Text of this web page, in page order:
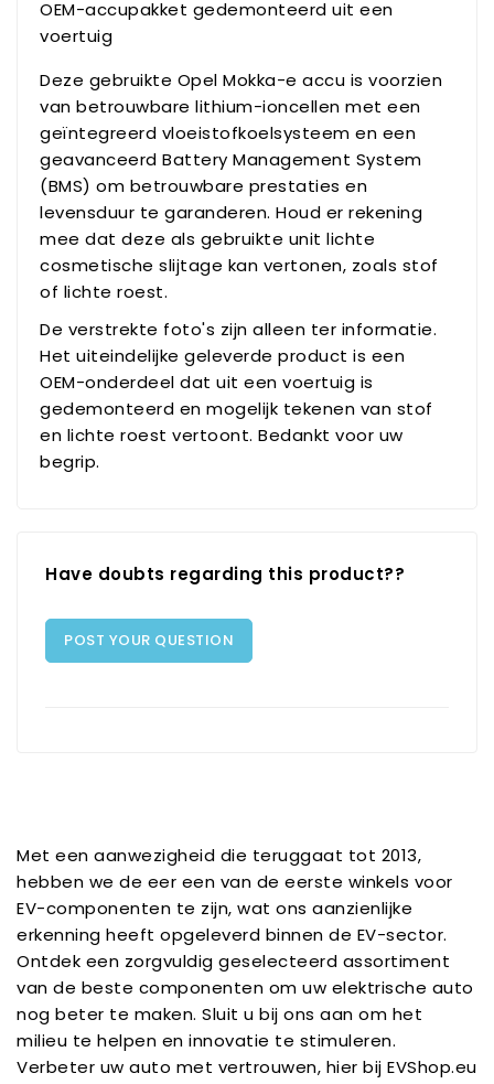
OEM-accupakket gedemonteerd uit een
voertuig
Deze gebruikte Opel Mokka-e accu is voorzien
van betrouwbare lithium-ioncellen met een
geïntegreerd vloeistofkoelsysteem en een
geavanceerd Battery Management System
(BMS) om betrouwbare prestaties en
levensduur te garanderen. Houd er rekening
mee dat deze als gebruikte unit lichte
cosmetische slijtage kan vertonen, zoals stof
of lichte roest.
De verstrekte foto's zijn alleen ter informatie.
Het uiteindelijke geleverde product is een
OEM-onderdeel dat uit een voertuig is
gedemonteerd en mogelijk tekenen van stof
en lichte roest vertoont. Bedankt voor uw
begrip.
Have doubts regarding this product??
POST YOUR QUESTION
Met een aanwezigheid die teruggaat tot 2013,
hebben we de eer een van de eerste winkels voor
EV-componenten te zijn, wat ons aanzienlijke
erkenning heeft opgeleverd binnen de EV-sector.
Ontdek een zorgvuldig geselecteerd assortiment
van de beste componenten om uw elektrische auto
nog beter te maken. Sluit u bij ons aan om het
milieu te helpen en innovatie te stimuleren.
Verbeter uw auto met vertrouwen, hier bij EVShop.eu